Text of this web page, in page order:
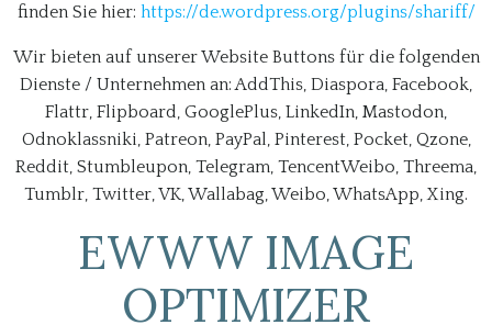
finden Sie hier: https://de.wordpress.org/plugins/shariff/
Wir bieten auf unserer Website Buttons für die folgenden
Dienste / Unternehmen an: AddThis, Diaspora, Facebook,
Flattr, Flipboard, GooglePlus, LinkedIn, Mastodon,
Odnoklassniki, Patreon, PayPal, Pinterest, Pocket, Qzone,
Reddit, Stumbleupon, Telegram, TencentWeibo, Threema,
Tumblr, Twitter, VK, Wallabag, Weibo, WhatsApp, Xing.
EWWW IMAGE
OPTIMIZER